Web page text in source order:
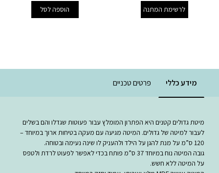
לרשימת המתנה הוספה לסל
מידע כללי פרטים טכניים
מיטת גדולים קטנים היא הפתרון המומלץ עבור פעוטות שגדלו והם בשלים
לעבור למיטה של גדולים. המיטה מגיעה עם מעקה בטיחות ארוך במיוחד –
120 ס”מ על מנת להגן על הילד ולהעניק לו שינה נעימה ובטוחה.
גובה המיטה נוח במיוחד 37 ס”מ פותח בכדי לאפשר לפעוט לרדת ולטפס
על המיטה ללא חשש.